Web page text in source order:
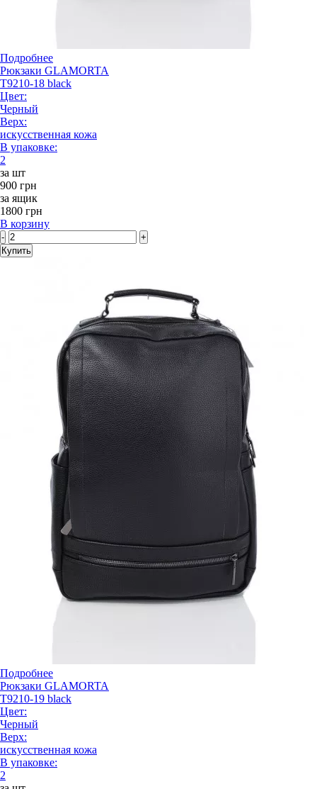
Подробнее
Рюкзаки GLAMORTA
T9210-18 black
Цвет:
Черный
Верх:
искусственная кожа
В упаковке:
2
за шт
900 грн
за ящик
1800 грн
В корзину
-
+
Купить
Подробнее
Рюкзаки GLAMORTA
T9210-19 black
Цвет:
Черный
Верх:
искусственная кожа
В упаковке:
2